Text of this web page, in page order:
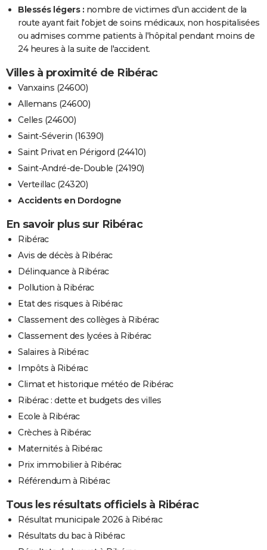
Blessés légers : nombre de victimes d'un accident de la
route ayant fait l'objet de soins médicaux, non hospitalisées
ou admises comme patients à l'hôpital pendant moins de
24 heures à la suite de l'accident.
Villes à proximité de Ribérac
Vanxains (24600)
Allemans (24600)
Celles (24600)
Saint-Séverin (16390)
Saint Privat en Périgord (24410)
Saint-André-de-Double (24190)
Verteillac (24320)
Accidents en Dordogne
En savoir plus sur Ribérac
Ribérac
Avis de décès à Ribérac
Délinquance à Ribérac
Pollution à Ribérac
Etat des risques à Ribérac
Classement des collèges à Ribérac
Classement des lycées à Ribérac
Salaires à Ribérac
Impôts à Ribérac
Climat et historique météo de Ribérac
Ribérac : dette et budgets des villes
Ecole à Ribérac
Crèches à Ribérac
Maternités à Ribérac
Prix immobilier à Ribérac
Référendum à Ribérac
Tous les résultats officiels à Ribérac
Résultat municipale 2026 à Ribérac
Résultats du bac à Ribérac